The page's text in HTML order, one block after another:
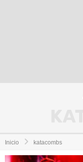
Inicio katacombs